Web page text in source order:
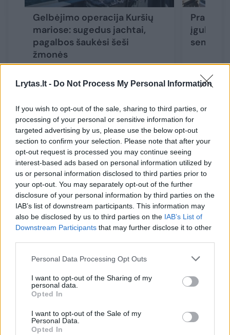
Lrytas.lt - Do Not Process My Personal Information
If you wish to opt-out of the sale, sharing to third parties, or
processing of your personal or sensitive information for
targeted advertising by us, please use the below opt-out
section to confirm your selection. Please note that after your
opt-out request is processed you may continue seeing
interest-based ads based on personal information utilized by
us or personal information disclosed to third parties prior to
your opt-out. You may separately opt-out of the further
disclosure of your personal information by third parties on the
IAB’s list of downstream participants. This information may
also be disclosed by us to third parties on the IAB’s List of
Downstream Participants that may further disclose it to other
Personal Data Processing Opt Outs
I want to opt-out of the Sharing of my
personal data.
Opted In
I want to opt-out of the Sale of my
Personal Data.
Opted In
Gelbėjimo operacija Kuršių
mariose: sugedus jachtai,
pagalbos šaukėsi šeši
žmonės
Prabilo
įgula:
Du suaugusieji atsisakė palikti katerį.
Pavojaus gyvybei nebuvo. Nė vienam
poilsiautojui medicininės pagalbos
neprireikė.
Atšilus orams, tačiau pučiant stipresniam
vėjui, pagausėjo gelbėjimo operacijų.
koordinavimo centro viršininko patarėjas Igor
Kuzmenko primena, kaip tinkamai saugotis
išplaukus į jūrą arba marias: ,,Būtinai
pasitikslinkite oro prognozę – ar nepūs
stiprus vėjas, ar nebus rūko. Išplaukiantys su